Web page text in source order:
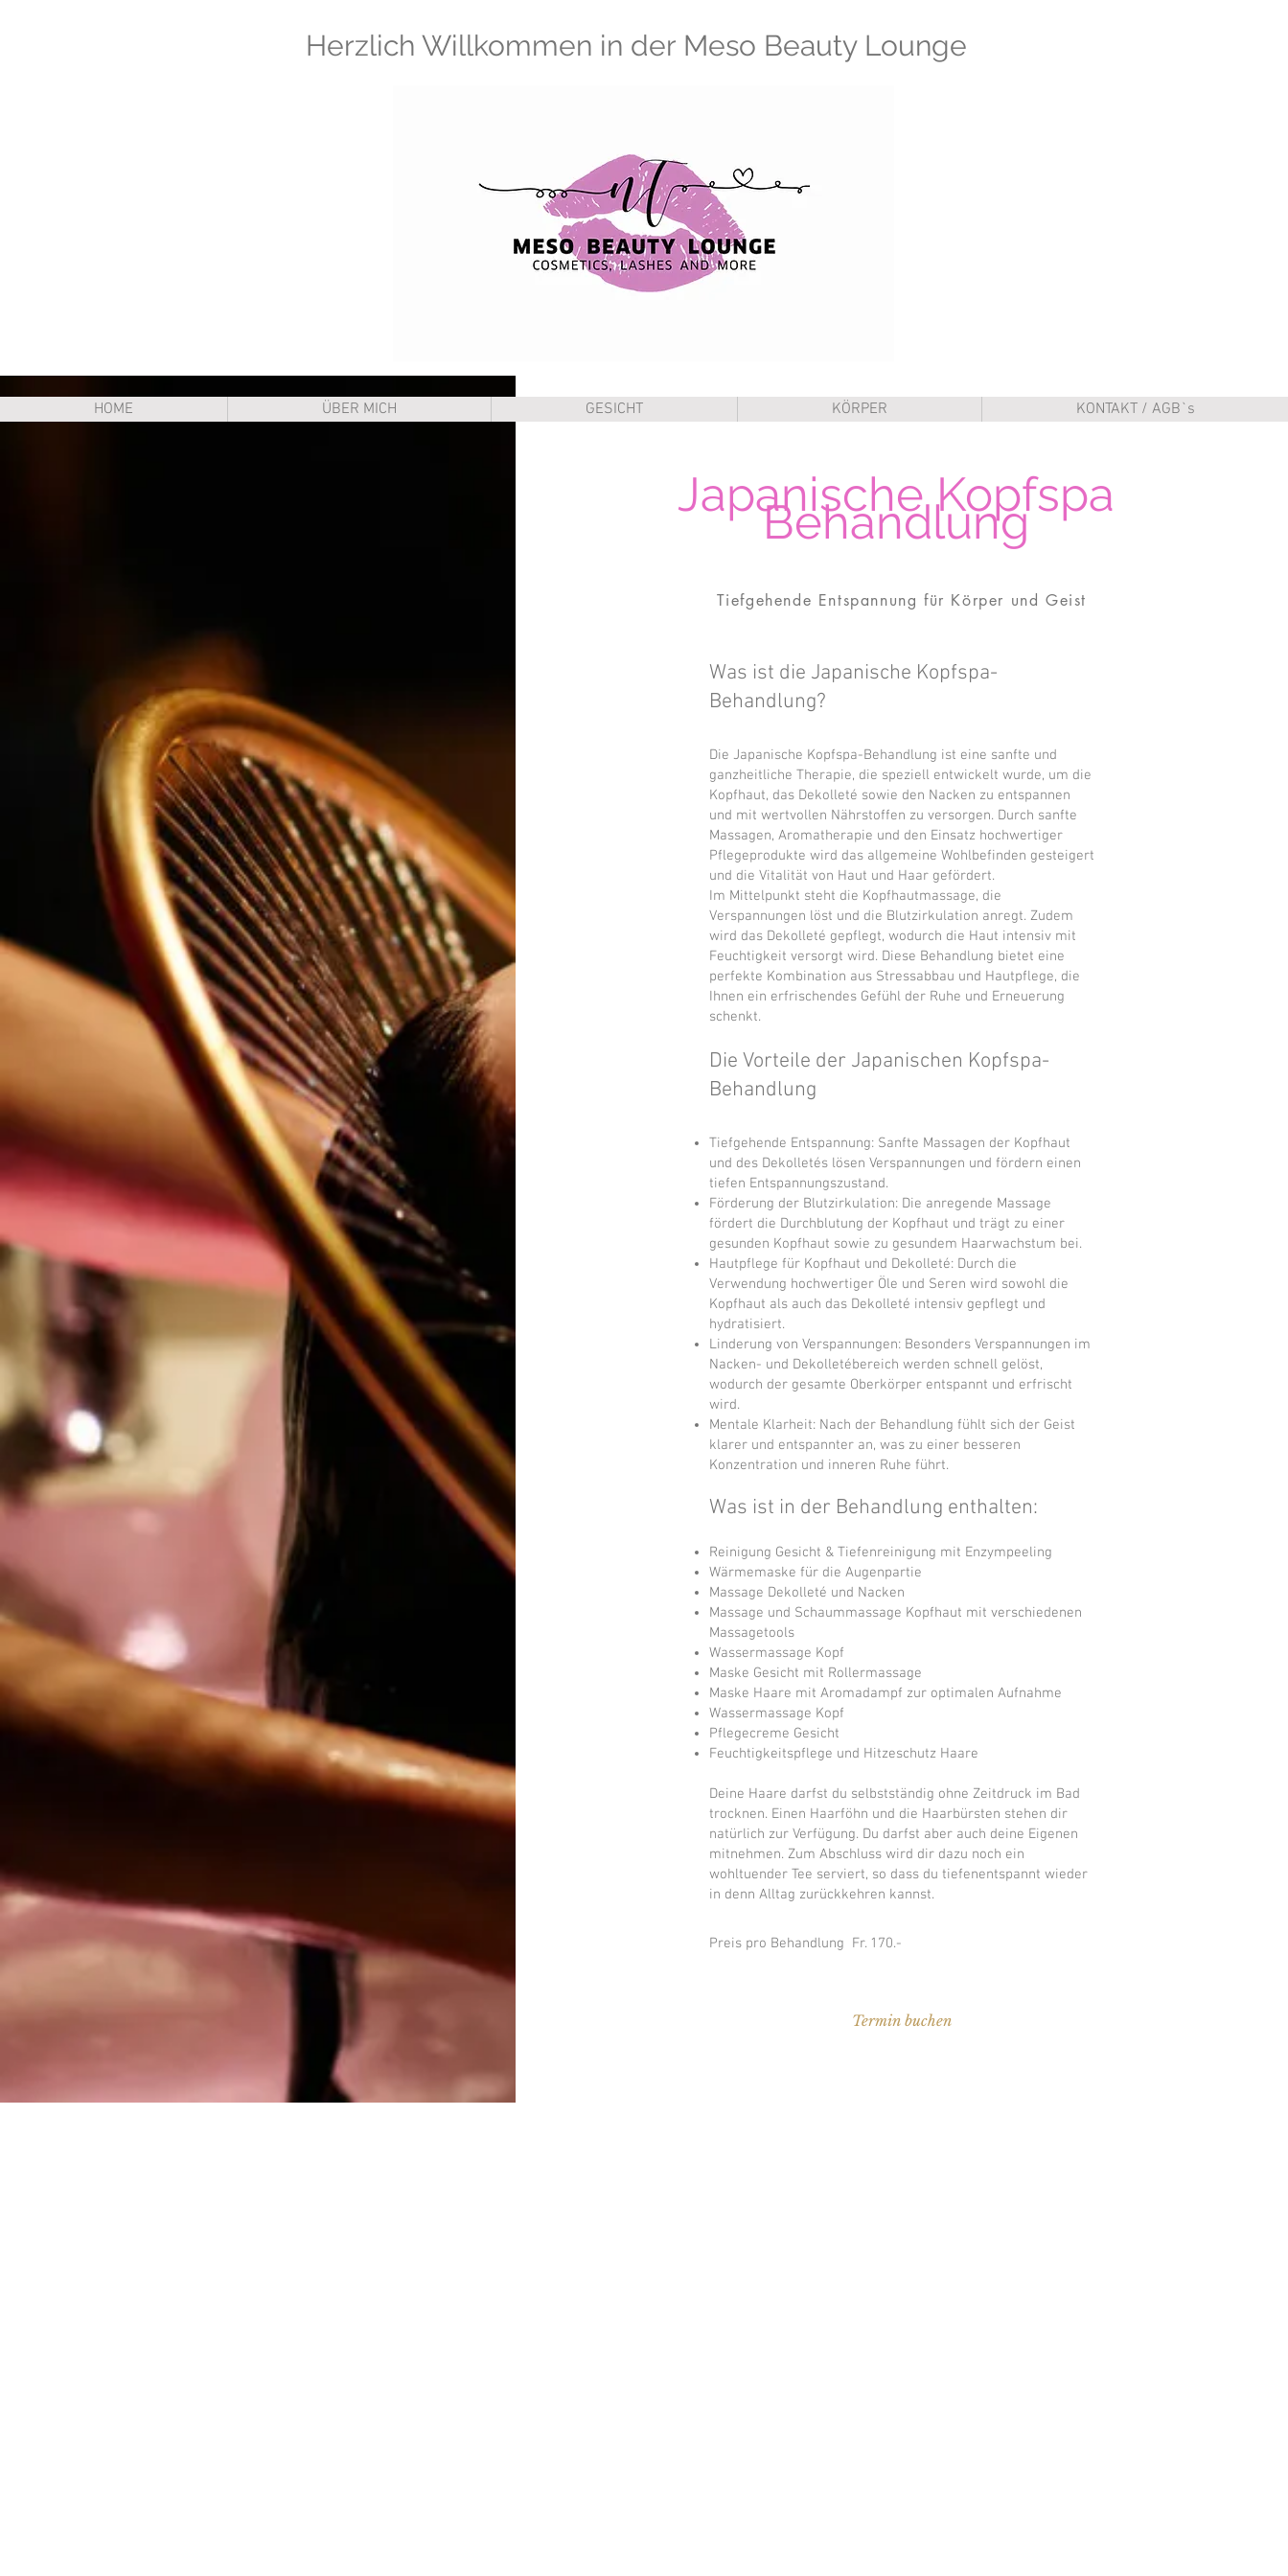
Herzlich Willkommen in der Meso Beauty Lounge
HOME ÜBER MICH GESICHT KÖRPER KONTAKT / AGB`s
Japanische Kopfspa
Behandlung
Tiefgehende Entspannung für Körper und Geist
Was ist die Japanische Kopfspa-
Behandlung?
Die Japanische Kopfspa-Behandlung ist eine sanfte und
ganzheitliche Therapie, die speziell entwickelt wurde, um die
Kopfhaut, das Dekolleté sowie den Nacken zu entspannen
und mit wertvollen Nährstoffen zu versorgen. Durch sanfte
Massagen, Aromatherapie und den Einsatz hochwertiger
Pflegeprodukte wird das allgemeine Wohlbefinden gesteigert
und die Vitalität von Haut und Haar gefördert.
Im Mittelpunkt steht die Kopfhautmassage, die
Verspannungen löst und die Blutzirkulation anregt. Zudem
wird das Dekolleté gepflegt, wodurch die Haut intensiv mit
Feuchtigkeit versorgt wird. Diese Behandlung bietet eine
perfekte Kombination aus Stressabbau und Hautpflege, die
Ihnen ein erfrischendes Gefühl der Ruhe und Erneuerung
schenkt.
Die Vorteile der Japanischen Kopfspa-
Behandlung
Tiefgehende Entspannung: Sanfte Massagen der Kopfhaut
und des Dekolletés lösen Verspannungen und fördern einen
tiefen Entspannungszustand.
Förderung der Blutzirkulation: Die anregende Massage
fördert die Durchblutung der Kopfhaut und trägt zu einer
gesunden Kopfhaut sowie zu gesundem Haarwachstum bei.
Hautpflege für Kopfhaut und Dekolleté: Durch die
Verwendung hochwertiger Öle und Seren wird sowohl die
Kopfhaut als auch das Dekolleté intensiv gepflegt und
hydratisiert.
Linderung von Verspannungen: Besonders Verspannungen im
Nacken- und Dekolletébereich werden schnell gelöst,
wodurch der gesamte Oberkörper entspannt und erfrischt
wird.
Mentale Klarheit: Nach der Behandlung fühlt sich der Geist
klarer und entspannter an, was zu einer besseren
Konzentration und inneren Ruhe führt.
Was ist in der Behandlung enthalten:
Reinigung Gesicht & Tiefenreinigung mit Enzympeeling
Wärmemaske für die Augenpartie
Massage Dekolleté und Nacken
Massage und Schaummassage Kopfhaut mit verschiedenen
Massagetools
Wassermassage Kopf
Maske Gesicht mit Rollermassage
Maske Haare mit Aromadampf zur optimalen Aufnahme
Wassermassage Kopf
Pflegecreme Gesicht
Feuchtigkeitspflege und Hitzeschutz Haare
Deine Haare darfst du selbstständig ohne Zeitdruck im Bad
trocknen. Einen Haarföhn und die Haarbürsten stehen dir
natürlich zur Verfügung. Du darfst aber auch deine Eigenen
mitnehmen. Zum Abschluss wird dir dazu noch ein
wohltuender Tee serviert, so dass du tiefenentspannt wieder
in denn Alltag zurückkehren kannst.
Preis pro Behandlung Fr. 170.-
Termin buchen